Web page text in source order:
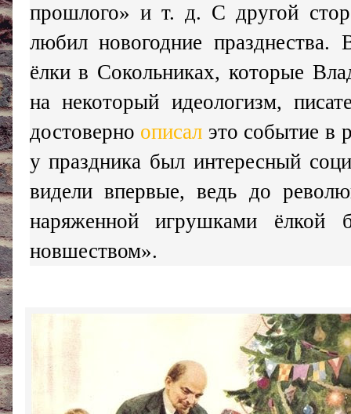
прошлого» и т. д. С другой
любил новогодние празднества.
ёлки в Сокольниках, которые
на некоторый идеологизм,
достоверно описал это событие в
у праздника был интересный
видели впервые, ведь до
наряженной игрушками ёлкой
новшеством».